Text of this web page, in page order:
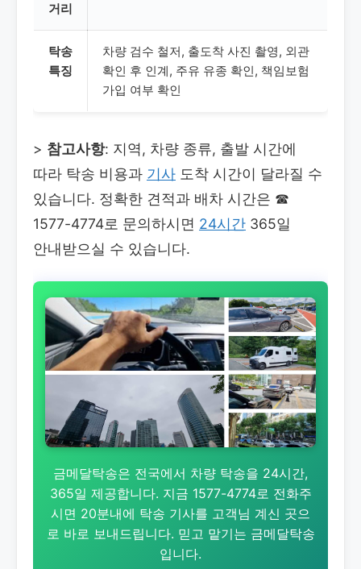
거리
탁송
특징
차량 검수 철저, 출도착 사진 촬영, 외관
확인 후 인계, 주유 유종 확인, 책임보험
가입 여부 확인
> 참고사항: 지역, 차량 종류, 출발 시간에
따라 탁송 비용과 기사 도착 시간이 달라질 수
있습니다. 정확한 견적과 배차 시간은 ☎
1577-4774로 문의하시면 24시간 365일
안내받으실 수 있습니다.
금메달탁송은 전국에서 차량 탁송을 24시간,
365일 제공합니다. 지금 1577-4774로 전화주
시면 20분내에 탁송 기사를 고객님 계신 곳으
로 바로 보내드립니다. 믿고 맡기는 금메달탁송
입니다.